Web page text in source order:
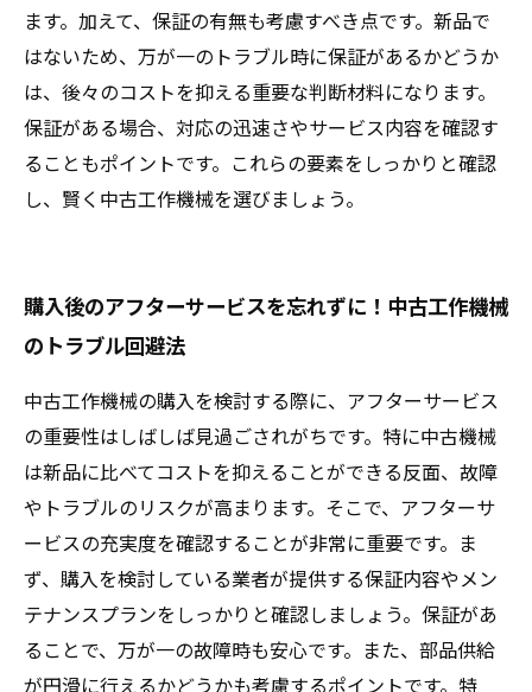
ます。加えて、保証の有無も考慮すべき点です。新品で
はないため、万が一のトラブル時に保証があるかどうか
は、後々のコストを抑える重要な判断材料になります。
保証がある場合、対応の迅速さやサービス内容を確認す
ることもポイントです。これらの要素をしっかりと確認
し、賢く中古工作機械を選びましょう。
購入後のアフターサービスを忘れずに！中古工作機械
のトラブル回避法
中古工作機械の購入を検討する際に、アフターサービス
の重要性はしばしば見過ごされがちです。特に中古機械
は新品に比べてコストを抑えることができる反面、故障
やトラブルのリスクが高まります。そこで、アフターサ
ービスの充実度を確認することが非常に重要です。ま
ず、購入を検討している業者が提供する保証内容やメン
テナンスプランをしっかりと確認しましょう。保証があ
ることで、万が一の故障時も安心です。また、部品供給
が円滑に行えるかどうかも考慮するポイントです。特